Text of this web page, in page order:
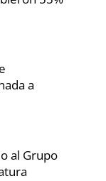
a
al Grupo